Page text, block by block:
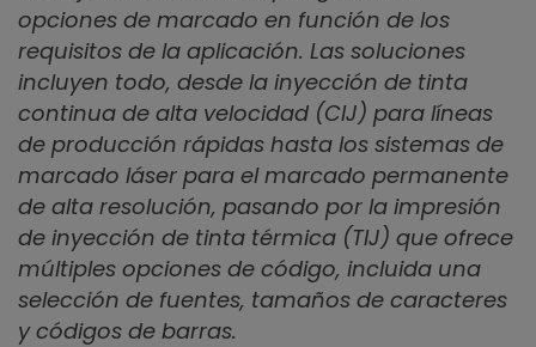
opciones de marcado en función de los
requisitos de la aplicación. Las soluciones
incluyen todo, desde la inyección de tinta
continua de alta velocidad (CIJ) para líneas
de producción rápidas hasta los sistemas de
marcado láser para el marcado permanente
de alta resolución, pasando por la impresión
de inyección de tinta térmica (TIJ) que ofrece
múltiples opciones de código, incluida una
selección de fuentes, tamaños de caracteres
y códigos de barras.